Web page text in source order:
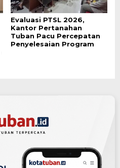
Evaluasi PTSL 2026,
Kantor Pertanahan
Tuban Pacu Percepatan
Penyelesaian Program